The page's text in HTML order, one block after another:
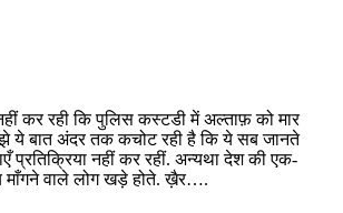
कर रही कि पुलिस कस्टडी में अल्ताफ़ को मार
ये बात अंदर तक कचोट रही है कि ये सब जानते
प्रतिक्रिया नहीं कर रहीं. अन्यथा देश की एक-
माँगने वाले लोग खड़े होते. ख़ैर….